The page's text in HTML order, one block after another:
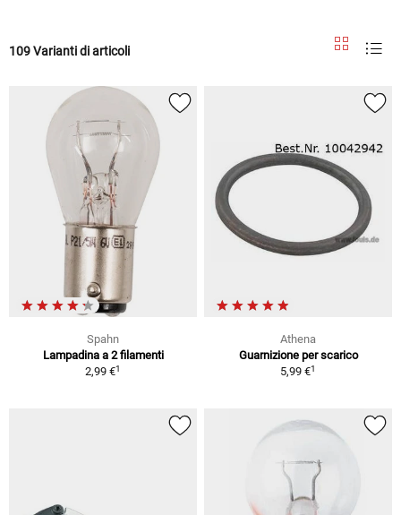
109 Varianti di articoli
Spahn
Lampadina a 2 filamenti
2,99 €1
Athena
Guarnizione per scarico
5,99 €1